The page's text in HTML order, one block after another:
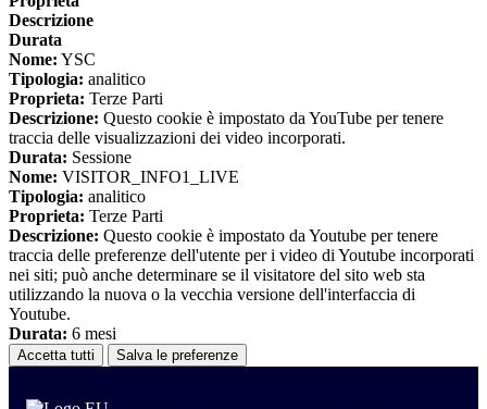
Descrizione
Durata
Nome: YSC
Tipologia: analitico
Proprieta: Terze Parti
Descrizione: Questo cookie è impostato da YouTube per tenere
traccia delle visualizzazioni dei video incorporati.
Durata: Sessione
Nome: VISITOR_INFO1_LIVE
Tipologia: analitico
Proprieta: Terze Parti
Descrizione: Questo cookie è impostato da Youtube per tenere
traccia delle preferenze dell'utente per i video di Youtube incorporati
nei siti; può anche determinare se il visitatore del sito web sta
utilizzando la nuova o la vecchia versione dell'interfaccia di
Youtube.
Durata: 6 mesi
Accetta tutti Salva le preferenze